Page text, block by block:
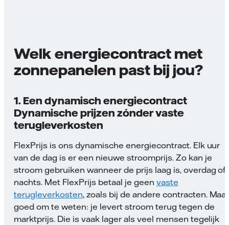
Welk energiecontract met
zonnepanelen past bij jou?
1. Een dynamisch energiecontract
Dynamische prijzen zónder vaste
terugleverkosten
FlexPrijs is ons dynamische energiecontract. Elk uur
van de dag is er een nieuwe stroomprijs. Zo kan je
stroom gebruiken wanneer de prijs laag is, overdag of
nachts. Met FlexPrijs betaal je geen vaste
terugleverkosten, zoals bij de andere contracten. Maar
goed om te weten: je levert stroom terug tegen de
marktprijs. Die is vaak lager als veel mensen tegelijk